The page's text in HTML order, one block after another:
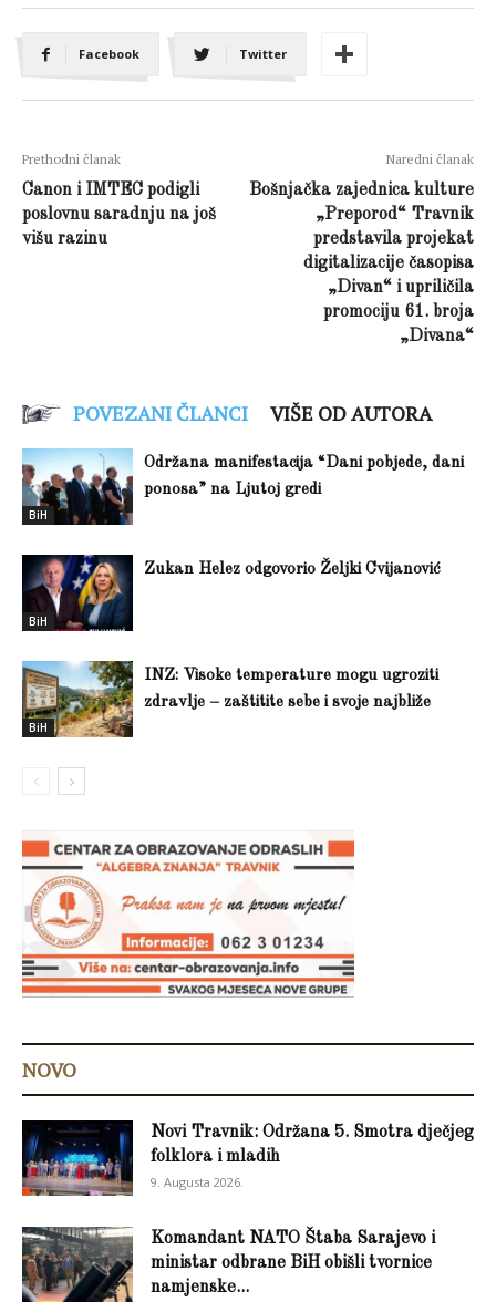
Facebook Twitter
Prethodni članak
Canon i IMTEC podigli
poslovnu saradnju na još
višu razinu
Naredni članak
Bošnjačka zajednica kulture
„Preporod“ Travnik
predstavila projekat
digitalizacije časopisa
„Divan“ i upriličila
promociju 61. broja
„Divana“
POVEZANI ČLANCI VIŠE OD AUTORA
BiH
Održana manifestacija “Dani pobjede, dani
ponosa” na Ljutoj gredi
BiH
Zukan Helez odgovorio Željki Cvijanović
BiH
INZ: Visoke temperature mogu ugroziti
zdravlje – zaštitite sebe i svoje najbliže
NOVO
Novi Travnik: Održana 5. Smotra dječjeg
folklora i mladih
9. Augusta 2026.
Komandant NATO Štaba Sarajevo i
ministar odbrane BiH obišli tvornice
namjenske...